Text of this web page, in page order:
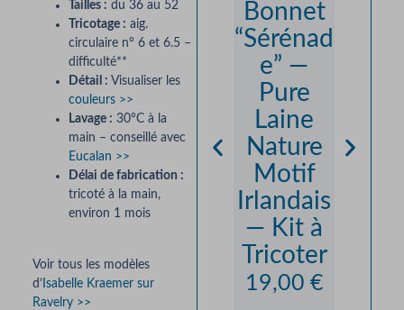
Tailles : du 36 au 52
Tricotage : aig.
circulaire n° 6 et 6.5 –
difficulté**
Détail : Visualiser les
couleurs >>
Lavage : 30°C à la
main – conseillé avec
Eucalan >>
Délai de fabrication :
tricoté à la main,
environ 1 mois
Voir tous les modèles
d’Isabelle Kraemer sur
Ravelry >>
Bonnet
“Sérénad
e” —
Pure
Laine
Nature
Motif
Irlandais
— Kit à
Tricoter
19,00 €